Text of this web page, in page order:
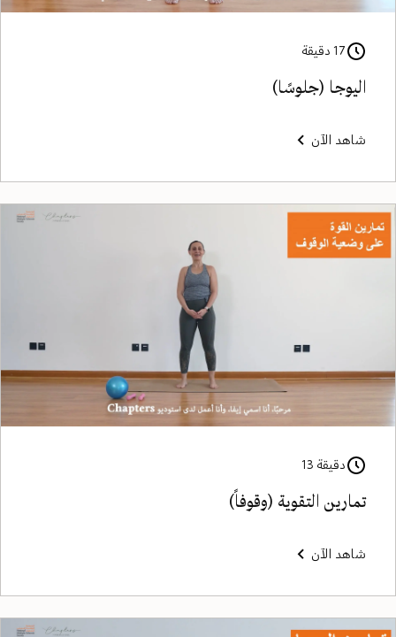
17 دقيقة
اليوجا (جلوسًا)
شاهد الآن
دقيقة 13
تمارين التقوية (وقوفاً)
شاهد الآن